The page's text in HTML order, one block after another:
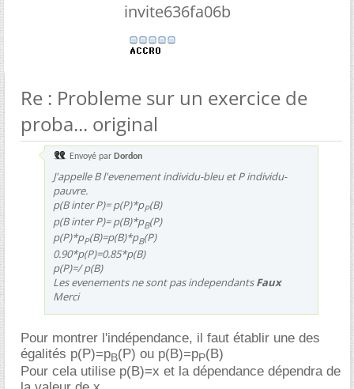
invite636fa06b
Re : Probleme sur un exercice de
proba... original
Envoyé par Dordon
J'appelle B l'evenement individu-bleu et P individu-
pauvre.
p(B inter P)= p(P)*pP(B)
p(B inter P)= p(B)*pB(P)
p(P)*pP(B)=p(B)*pB(P)
0.90*p(P)=0.85*p(B)
p(P)=/ p(B)
Les evenements ne sont pas independantsFaux
Merci
Pour montrer l'indépendance, il faut établir une des
égalités p(P)=pB(P) ou p(B)=pP(B)
Pour cela utilise p(B)=x et la dépendance dépendra de